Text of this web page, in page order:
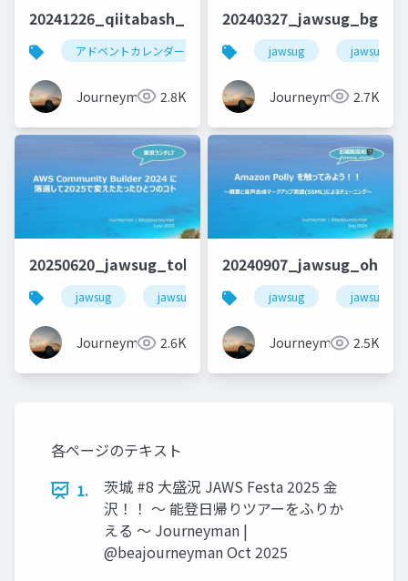
20241226_qiitabash_lt_beajouneyman
アドベントカレンダー アウトプット qiita
Journeyman 2.8K
jawsug
Journeyman 2.7K
20250620_jawsug_tokyo_LTt_lt_beajouneyman
jawsug jawsug_tokyo awscommunitybuilder
Journeyman 2.6K
jawsug
Journeyman 2.5K
各ページのテキスト
1.
茨城 #8 大盛況 JAWS Festa 2025 金
沢！！ ～ 能登日帰りツアーをふりか
える ～ Journeyman |
@beajourneyman Oct 2025